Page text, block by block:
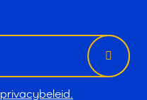
privacybeleid.